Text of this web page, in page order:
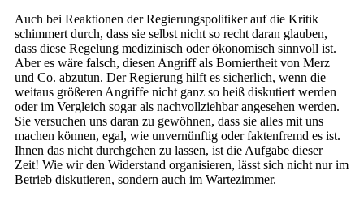
Auch bei Reaktionen der Regierungspolitiker auf die Kritik
schimmert durch, dass sie selbst nicht so recht daran glauben,
dass diese Regelung medizinisch oder ökonomisch sinnvoll ist.
Aber es wäre falsch, diesen Angriff als Borniertheit von Merz
und Co. abzutun. Der Regierung hilft es sicherlich, wenn die
weitaus größeren Angriffe nicht ganz so heiß diskutiert werden
oder im Vergleich sogar als nachvollziehbar angesehen werden.
Sie versuchen uns daran zu gewöhnen, dass sie alles mit uns
machen können, egal, wie unvernünftig oder faktenfremd es ist.
Ihnen das nicht durchgehen zu lassen, ist die Aufgabe dieser
Zeit! Wie wir den Widerstand organisieren, lässt sich nicht nur im
Betrieb diskutieren, sondern auch im Wartezimmer.